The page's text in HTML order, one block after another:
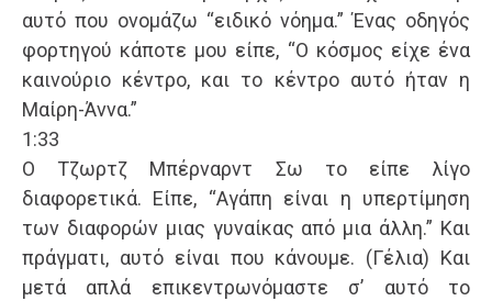
αυτό που ονομάζω “ειδικό νόημα.” Ένας οδηγός
φορτηγού κάποτε μου είπε, “Ο κόσμος είχε ένα
καινούριο κέντρο, και το κέντρο αυτό ήταν η
Μαίρη-Άννα.”
1:33
Ο Τζωρτζ Μπέρναρντ Σω το είπε λίγο
διαφορετικά. Είπε, “Αγάπη είναι η υπερτίμηση
των διαφορών μιας γυναίκας από μια άλλη.” Και
πράγματι, αυτό είναι που κάνουμε. (Γέλια) Και
μετά απλά επικεντρωνόμαστε σ’ αυτό το